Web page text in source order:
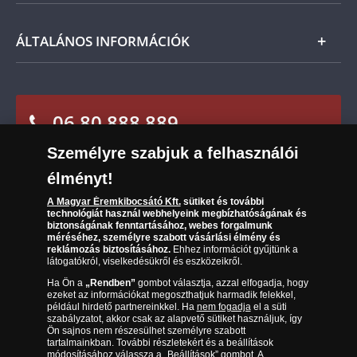
termék árát, akkor azt visszatérítjük Önnek.
Ügyfélszolgálat
Leiratkozás a hírlevélről
ÁLTALÁNOS INFORMÁCIÓK
Sütik (cookies) használata
Süti (cookies)Beállítások
Társaságunkról
Az érmék és érmek ára és értéke
Gyakran ismételt kérdések
Adatkezelés
06 80 888 889
(díjmentesen hívható hétfőtől csütörtökig 9.00 és 17.00
óra között, péntekenként 9.00 és 15.00 óra között)
Személyre szabjuk a felhasználói
élményt!
A Magyar Éremkibocsátó Kft.sütiket és további
technológiát használ webhelyeink megbízhatóságának és
biztonságának fenntartásához, webes forgalmunk
méréséhez, személyre szabott vásárlási élmény és
reklámozás biztosításához.Ehhez információt gyűjtünk a
látogatókról, viselkedésükről és eszközeikről.
Ha Ön a „Rendben”gombot választja, azzal elfogadja, hogy
ezeket az információkat megoszthatjuk harmadik felekkel,
például hirdető partnereinkkel. Ha nem fogadjael a süti
szabályzatot, akkor csak az alapvető sütiket használjuk, így
Ön sajnos nem részesülhet személyre szabott
tartalmainkban. További részletekért és a beállítások
módosításához válassza a „Beállítások” gombot. A